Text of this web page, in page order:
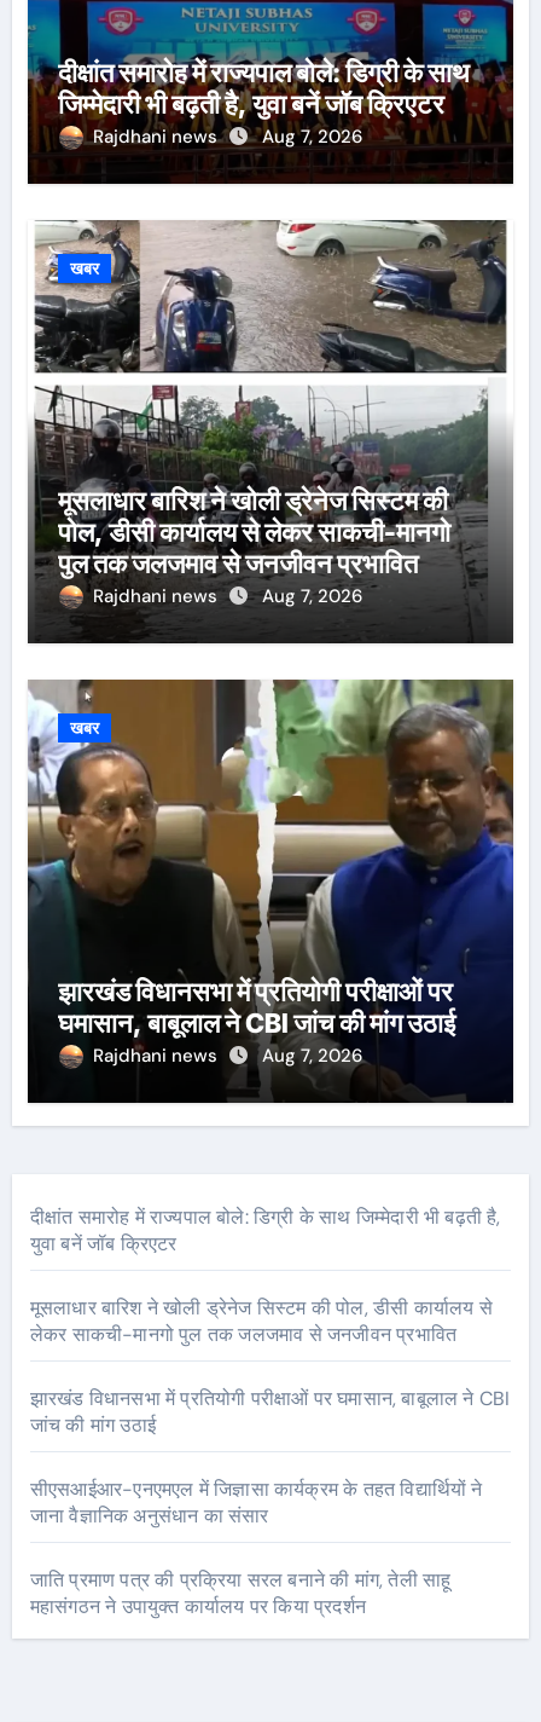
दीक्षांत समारोह में राज्यपाल बोले: डिग्री के साथ
जिम्मेदारी भी बढ़ती है, युवा बनें जॉब क्रिएटर
Rajdhani news Aug 7, 2026
खबर
मूसलाधार बारिश ने खोली ड्रेनेज सिस्टम की
पोल, डीसी कार्यालय से लेकर साकची-मानगो
पुल तक जलजमाव से जनजीवन प्रभावित
Rajdhani news Aug 7, 2026
खबर
झारखंड विधानसभा में प्रतियोगी परीक्षाओं पर
घमासान, बाबूलाल ने CBI जांच की मांग उठाई
Rajdhani news Aug 7, 2026
दीक्षांत समारोह में राज्यपाल बोले: डिग्री के साथ जिम्मेदारी भी बढ़ती है,
युवा बनें जॉब क्रिएटर
मूसलाधार बारिश ने खोली ड्रेनेज सिस्टम की पोल, डीसी कार्यालय से
लेकर साकची-मानगो पुल तक जलजमाव से जनजीवन प्रभावित
झारखंड विधानसभा में प्रतियोगी परीक्षाओं पर घमासान, बाबूलाल ने CBI
जांच की मांग उठाई
सीएसआईआर-एनएमएल में जिज्ञासा कार्यक्रम के तहत विद्यार्थियों ने
जाना वैज्ञानिक अनुसंधान का संसार
जाति प्रमाण पत्र की प्रक्रिया सरल बनाने की मांग, तेली साहू
महासंगठन ने उपायुक्त कार्यालय पर किया प्रदर्शन